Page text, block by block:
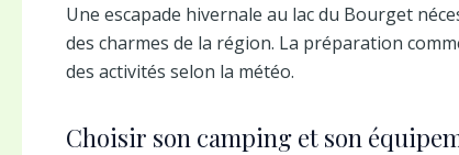
Une escapade hivernale au lac du Bourget
des charmes de la région. La préparation
des activités selon la météo.
Choisir son camping et son